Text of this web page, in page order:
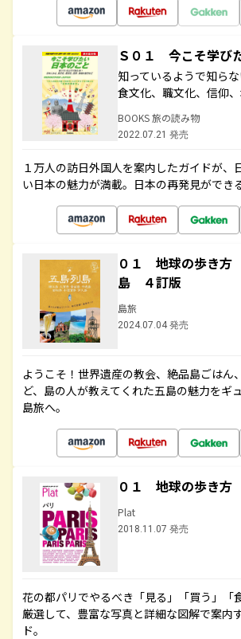
Ｓ０１ 今こそ学び
知っているようで知ら
食文化、職文化、信仰
BOOKS 旅の読み物
2022.07.21 発売
１万人の訪日外国人を案内したガイドが、
い日本の魅力が満載。日本の再発見ができ
０１ 地球の歩き
島 ４訂版
島旅
2024.07.04 発売
ようこそ！世界遺産の教会、絶品島ごはん
ど、島の人が教えてくれた五島の魅力をギ
島旅へ。
０１ 地球の歩き
Plat
2018.11.07 発売
花の都パリでやるべき「見る」「買う」「
厳選して、豊富な写真と詳細な図解で案内
ド。